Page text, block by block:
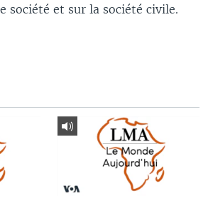
société et sur la société civile.